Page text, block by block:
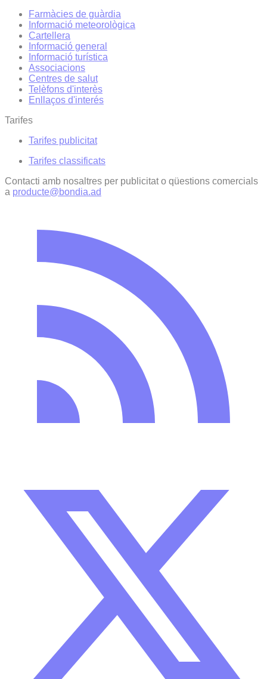
Farmàcies de guàrdia
Informació meteorològica
Cartellera
Informació general
Informació turística
Associacions
Centres de salut
Telèfons d'interès
Enllaços d'interés
Tarifes
Tarifes publicitat
Tarifes classificats
Contacti amb nosaltres per publicitat o qüestions comercials
a producte@bondia.ad